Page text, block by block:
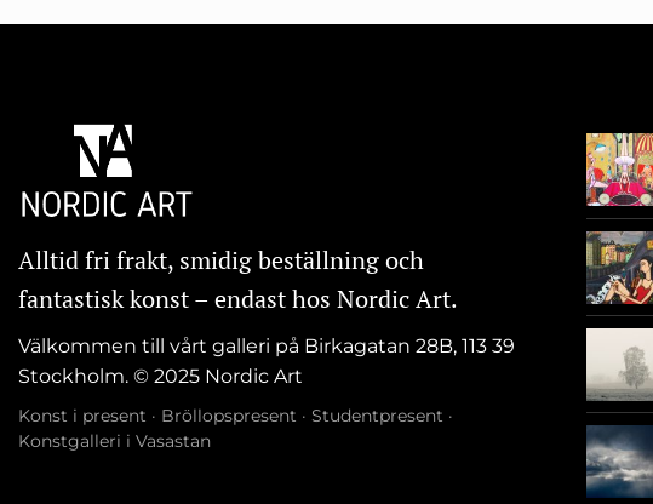
Alltid fri frakt, smidig beställning och
fantastisk konst – endast hos Nordic Art.
Välkommen till vårt galleri på Birkagatan 28B, 113 39
Stockholm. © 2025 Nordic Art
Konst i present · Bröllopspresent · Studentpresent ·
Konstgalleri i Vasastan